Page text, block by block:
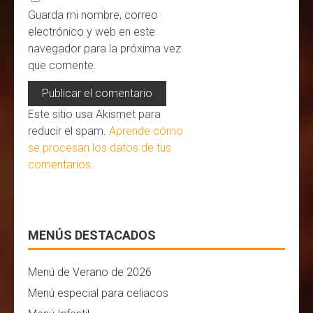
Guarda mi nombre, correo
electrónico y web en este
navegador para la próxima vez
que comente.
Este sitio usa Akismet para
reducir el spam. Aprende cómo
se procesan los datos de tus
comentarios.
MENÚS DESTACADOS
Menú de Verano de 2026
Menú especial para celiacos